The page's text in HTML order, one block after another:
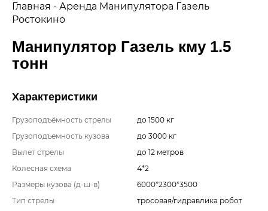
Главная - Аренда Манипулятора Газель
Ростокино
Манипулятор Газель кму 1.5
тонн
Характеристики
Грузоподъёмность стрелы
до 1500 кг
Грузоподъемность кузова
до 3000 кг
Вылет стрелы
до 12 метров
Колесная схема
4*2
Размеры кузова (д-ш-в)
6000*2300*3500
Тип стрелы
тросовая/гидравлика робот